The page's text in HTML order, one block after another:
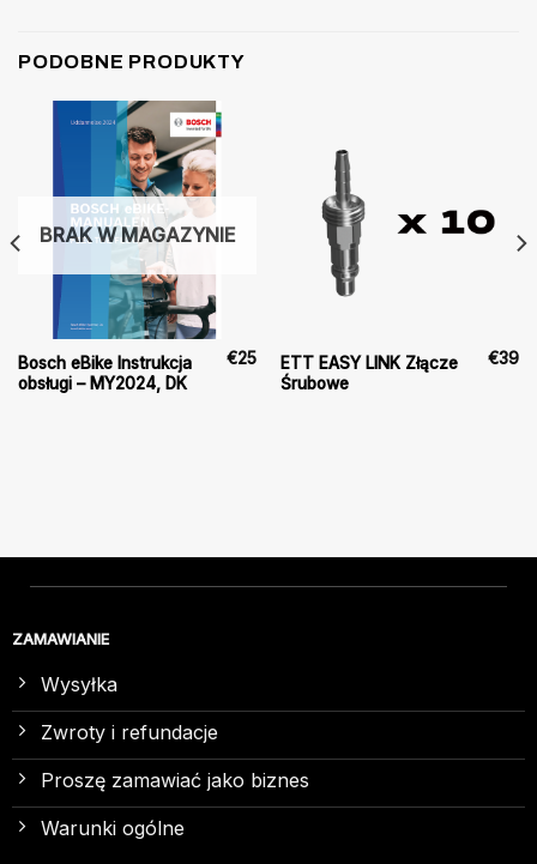
PODOBNE PRODUKTY
BRAK W MAGAZYNIE
Bosch eBike Instrukcja
obsługi – MY2024, DK
€25
ETT EASY LINK Złącze
Śrubowe
€39
ZAMAWIANIE
Wysyłka
Zwroty i refundacje
Proszę zamawiać jako biznes
Warunki ogólne